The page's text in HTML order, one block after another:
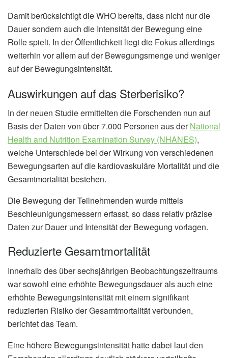
Damit berücksichtigt die WHO bereits, dass nicht nur die
Dauer sondern auch die Intensität der Bewegung eine
Rolle spielt. In der Öffentlichkeit liegt die Fokus allerdings
weiterhin vor allem auf der Bewegungsmenge und weniger
auf der Bewegungsintensität.
Auswirkungen auf das Sterberisiko?
In der neuen Studie ermittelten die Forschenden nun auf
Basis der Daten von über 7.000 Personen aus derNational
Health and Nutrition Examination Survey (NHANES),
welche Unterschiede bei der Wirkung von verschiedenen
Bewegungsarten auf die kardiovaskuläre Mortalität und die
Gesamtmortalität bestehen.
Die Bewegung der Teilnehmenden wurde mittels
Beschleunigungsmessern erfasst, so dass relativ präzise
Daten zur Dauer und Intensität der Bewegung vorlagen.
Reduzierte Gesamtmortalität
Innerhalb des über sechsjährigen Beobachtungszeitraums
war sowohl eine erhöhte Bewegungsdauer als auch eine
erhöhte Bewegungsintensität mit einem signifikant
reduzierten Risiko der Gesamtmortalität verbunden,
berichtet das Team.
Eine höhere Bewegungsintensität hatte dabei laut den